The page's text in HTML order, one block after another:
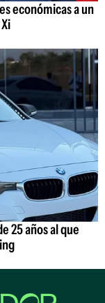
económicas a un
25 años al que